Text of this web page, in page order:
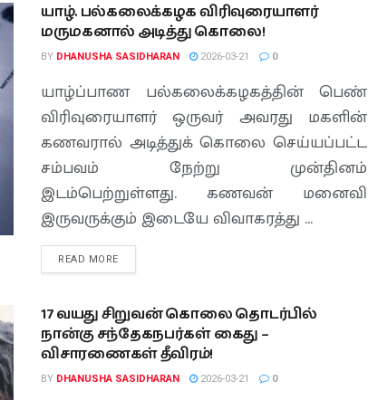
யாழ். பல்கலைக்கழக விரிவுரையாளர்
மருமகனால் அடித்து கொலை!
BY DHANUSHA SASIDHARAN 2026-03-21 0
யாழ்ப்பாண பல்கலைக்கழகத்தின் பெண்
விரிவுரையாளர் ஒருவர் அவரது மகளின்
கணவரால் அடித்துக் கொலை செய்யப்பட்ட
சம்பவம் நேற்று முன்தினம்
இடம்பெற்றுள்ளது. கணவன் மனைவி
இருவருக்கும் இடையே விவாகரத்து ...
READ MORE
17 வயது சிறுவன் கொலை தொடர்பில்
நான்கு சந்தேகநபர்கள் கைது –
விசாரணைகள் தீவிரம்!
BY DHANUSHA SASIDHARAN 2026-03-21 0